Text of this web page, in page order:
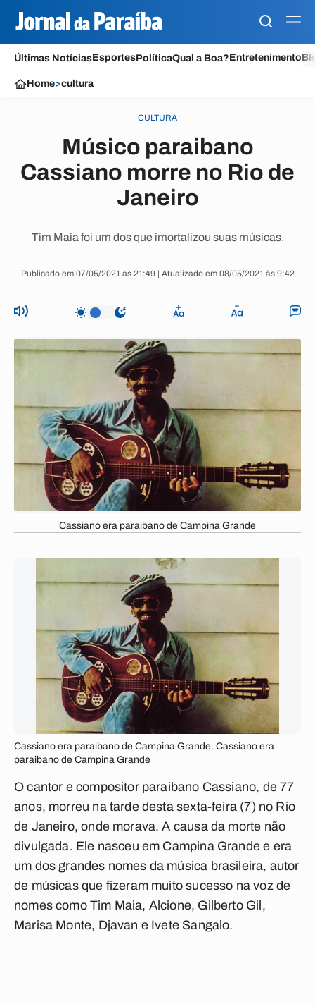
Últimas NotíciasEsportesPolíticaQual a Boa?Entretenimento
Home>cultura
CULTURA
Músico paraibano
Cassiano morre no Rio de
Janeiro
Tim Maia foi um dos que imortalizou suas músicas.
Publicado em 07/05/2021 às 21:49 | Atualizado em 08/05/2021 às 9:42
Cassiano era paraibano de Campina Grande
Cassiano era paraibano de Campina Grande. Cassiano era
paraibano de Campina Grande
O cantor e compositor paraibano Cassiano, de 77
anos, morreu na tarde desta sexta-feira (7) no Rio
de Janeiro, onde morava. A causa da morte não
divulgada. Ele nasceu em Campina Grande e era
um dos grandes nomes da música brasileira, autor
de músicas que fizeram muito sucesso na voz de
nomes como Tim Maia, Alcione, Gilberto Gil,
Marisa Monte, Djavan e Ivete Sangalo.